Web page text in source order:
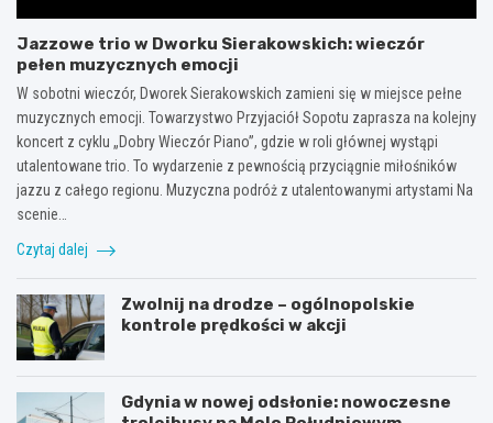
Jazzowe trio w Dworku Sierakowskich: wieczór
pełen muzycznych emocji
W sobotni wieczór, Dworek Sierakowskich zamieni się w miejsce pełne
muzycznych emocji. Towarzystwo Przyjaciół Sopotu zaprasza na kolejny
koncert z cyklu „Dobry Wieczór Piano”, gdzie w roli głównej wystąpi
utalentowane trio. To wydarzenie z pewnością przyciągnie miłośników
jazzu z całego regionu. Muzyczna podróż z utalentowanymi artystami Na
scenie…
Czytaj dalej
Zwolnij na drodze – ogólnopolskie
kontrole prędkości w akcji
Gdynia w nowej odsłonie: nowoczesne